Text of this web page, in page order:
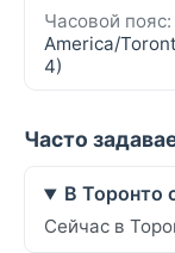
Часовой пояс:
America/
4)
Часто
В Торонто
Сейчас в